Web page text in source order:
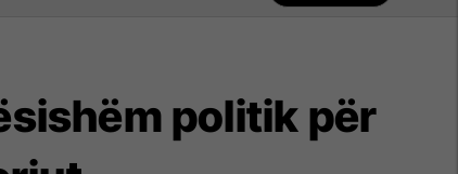
politik për